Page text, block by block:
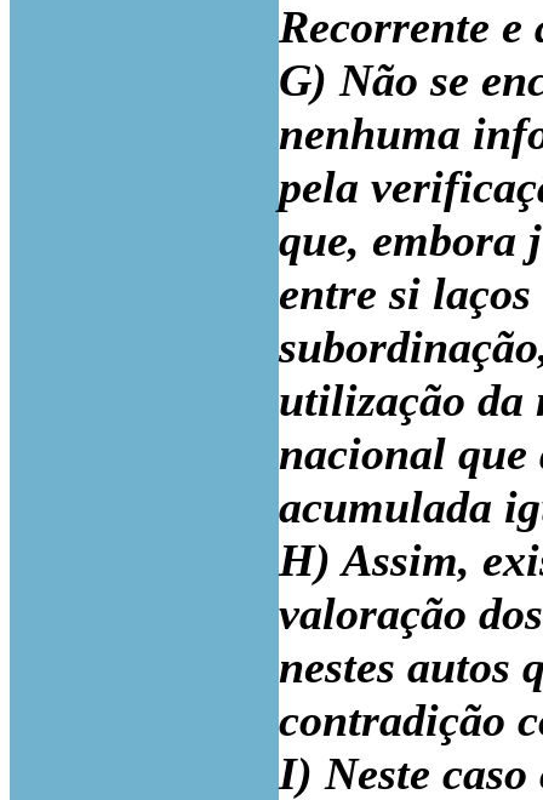
Recorrente e
G) Não se
nenhuma
pela
que, embora
entre si
utilização da
nacional que
acumulada
H) Assim,
valoração
nestes autos
contradição
I) Neste